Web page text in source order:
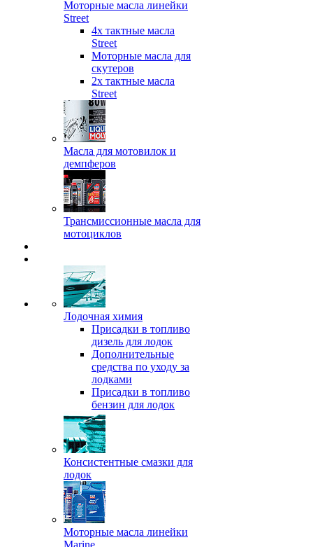
Моторные масла линейки
Street
4х тактные масла
Street
Моторные масла для
скутеров
2х тактные масла
Street
Масла для мотовилок и
демпферов
Трансмиссионные масла для
мотоциклов
Лодочная химия
Присадки в топливо
дизель для лодок
Дополнительные
средства по уходу за
лодками
Присадки в топливо
бензин для лодок
Консистентные смазки для
лодок
Моторные масла линейки
Marine